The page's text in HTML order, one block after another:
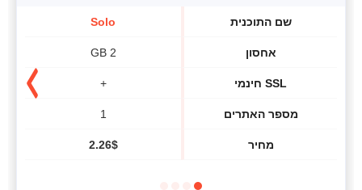
שם התוכנית
אחסון
SSL חינמי
מספר האתרים
מחיר
Solo
2 GB
+
1
$
2.26